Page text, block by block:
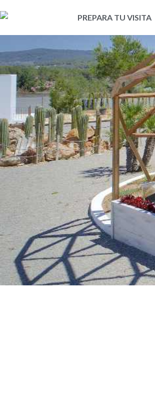
PREPARA TU VISITA